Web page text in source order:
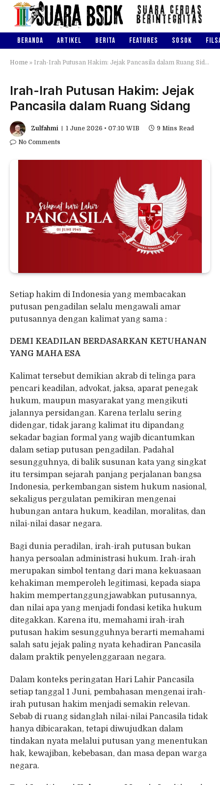
BERANDA ARTIKEL BERITA FEATURES SOSOK
Home » Irah-Irah Putusan Hakim: Jejak Pancasila dalam Ruang Sidang
Irah-Irah Putusan Hakim: Jejak
Pancasila dalam Ruang Sidang
Zulfahmi 1 June 2026 • 07:10 WIB
9 Mins Read
No Comments
Setiap hakim di Indonesia yang membacakan
putusan pengadilan selalu mengawali amar
putusannya dengan kalimat yang sama :
DEMI KEADILAN BERDASARKAN KETUHANAN
YANG MAHA ESA
Kalimat tersebut demikian akrab di telinga para
pencari keadilan, advokat, jaksa, aparat penegak
hukum, maupun masyarakat yang mengikuti
jalannya persidangan. Karena terlalu sering
didengar, tidak jarang kalimat itu dipandang
sekadar bagian formal yang wajib dicantumkan
dalam setiap putusan pengadilan. Padahal
sesungguhnya, di balik susunan kata yang singkat
itu tersimpan sejarah panjang perjalanan bangsa
Indonesia, perkembangan sistem hukum nasional,
sekaligus pergulatan pemikiran mengenai
hubungan antara hukum, keadilan, moralitas, dan
nilai-nilai dasar negara.
Bagi dunia peradilan, irah-irah putusan bukan
hanya persoalan administrasi hukum. Irah-irah
merupakan simbol tentang dari mana kekuasaan
kehakiman memperoleh legitimasi, kepada siapa
hakim mempertanggungjawabkan putusannya,
dan nilai apa yang menjadi fondasi ketika hukum
ditegakkan. Karena itu, memahami irah-irah
putusan hakim sesungguhnya berarti memahami
salah satu jejak paling nyata kehadiran Pancasila
dalam praktik penyelenggaraan negara.
Dalam konteks peringatan Hari Lahir Pancasila
setiap tanggal 1 Juni, pembahasan mengenai irah-
irah putusan hakim menjadi semakin relevan.
Sebab di ruang sidanglah nilai-nilai Pancasila tidak
hanya dibicarakan, tetapi diwujudkan dalam
tindakan nyata melalui putusan yang menentukan
hak, kewajiban, kebebasan, dan masa depan warga
negara.